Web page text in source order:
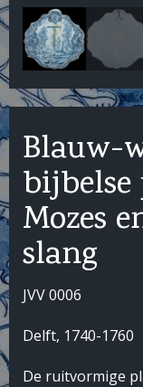
Blauw-
Mozes
slang
JVV 0006
Delft, 1740-1760
De ruitvormige